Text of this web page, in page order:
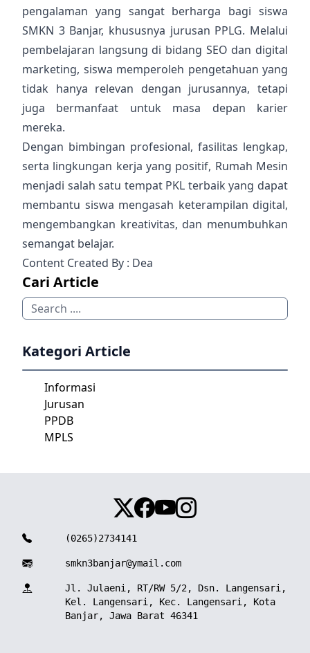
pengalaman yang sangat berharga bagi siswa
SMKN 3 Banjar, khususnya jurusan PPLG. Melalui
pembelajaran langsung di bidang SEO dan digital
marketing, siswa memperoleh pengetahuan yang
tidak hanya relevan dengan jurusannya, tetapi
juga bermanfaat untuk masa depan karier
mereka.
Dengan bimbingan profesional, fasilitas lengkap,
serta lingkungan kerja yang positif, Rumah Mesin
menjadi salah satu tempat PKL terbaik yang dapat
membantu siswa mengasah keterampilan digital,
mengembangkan kreativitas, dan menumbuhkan
semangat belajar.
Content Created By : Dea
Cari Article
Kategori Article
Informasi
Jurusan
PPDB
MPLS
(0265)2734141
smkn3banjar@ymail.com
Jl. Julaeni, RT/RW 5/2, Dsn. Langensari,
Kel. Langensari, Kec. Langensari, Kota
Banjar, Jawa Barat 46341